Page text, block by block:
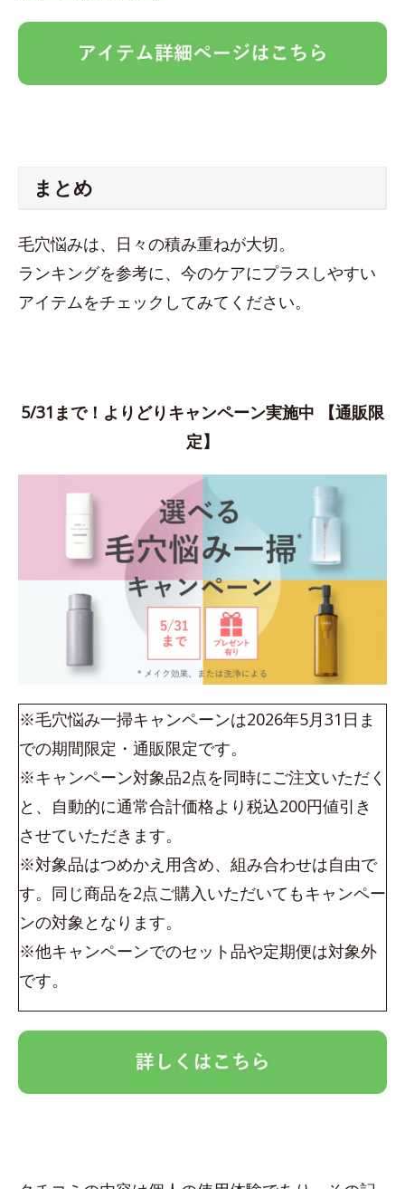
まとめ
毛穴悩みは、日々の積み重ねが大切。
ランキングを参考に、今のケアにプラスしやすい
アイテムをチェックしてみてください。
5/31まで！よりどりキャンペーン実施中 【通販限
定】
※毛穴悩み一掃キャンペーンは2026年5月31日ま
での期間限定・通販限定です。
※キャンペーン対象品2点を同時にご注文いただく
と、自動的に通常合計価格より税込200円値引き
させていただきます。
※対象品はつめかえ用含め、組み合わせは自由で
す。同じ商品を2点ご購入いただいてもキャンペー
ンの対象となります。
※他キャンペーンでのセット品や定期便は対象外
です。